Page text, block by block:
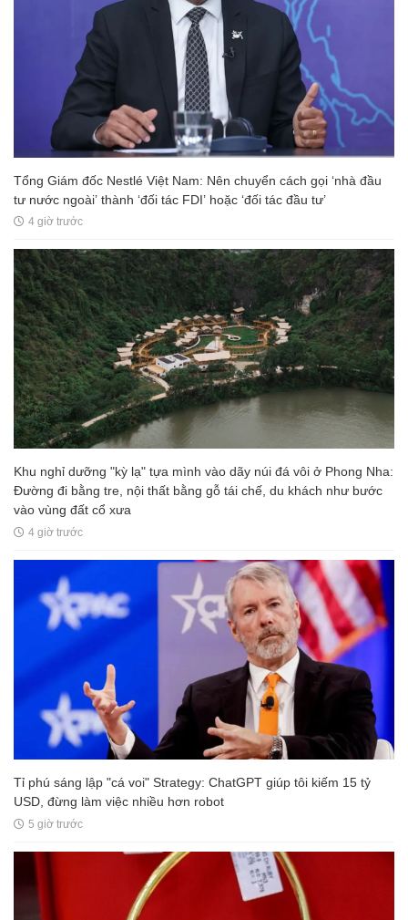
Tổng Giám đốc Nestlé Việt Nam: Nên chuyển cách gọi ‘nhà đầu
tư nước ngoài’ thành ‘đối tác FDI’ hoặc ‘đối tác đầu tư’
4 giờ trước
Khu nghỉ dưỡng "kỳ lạ" tựa mình vào dãy núi đá vôi ở Phong Nha:
Đường đi bằng tre, nội thất bằng gỗ tái chế, du khách như bước
vào vùng đất cổ xưa
4 giờ trước
Tỉ phú sáng lập "cá voi" Strategy: ChatGPT giúp tôi kiếm 15 tỷ
USD, đừng làm việc nhiều hơn robot
5 giờ trước